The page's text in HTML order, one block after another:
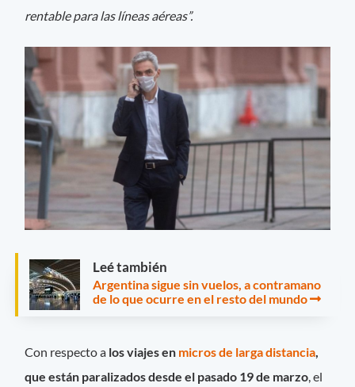
rentable para las líneas aéreas”.
Leé también
Argentina sigue sin vuelos, a contramano
de lo que ocurre en el resto del mundo
Con respecto a los viajes en micros de larga distancia,
que están paralizados desde el pasado 19 de marzo, el